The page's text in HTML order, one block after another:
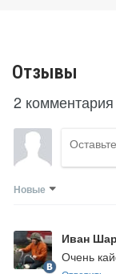
Отзывы
2 комментария
Новые
Иван
Очень